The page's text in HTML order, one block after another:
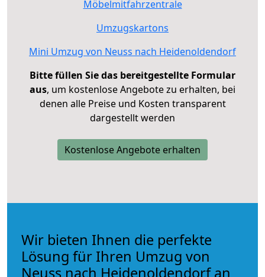
Möbelmitfahrzentrale
Umzugskartons
Mini Umzug von Neuss nach Heidenoldendorf
Bitte füllen Sie das bereitgestellte Formular
aus, um kostenlose Angebote zu erhalten, bei
denen alle Preise und Kosten transparent
dargestellt werden
Kostenlose Angebote erhalten
Wir bieten Ihnen die perfekte
Lösung für Ihren Umzug von
Neuss nach Heidenoldendorf an